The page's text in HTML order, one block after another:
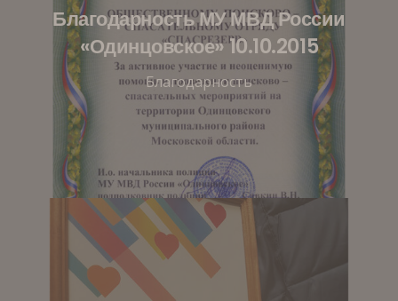
Благодарность МУ МВД России
«Одинцовское» 10.10.2015
Благодарность